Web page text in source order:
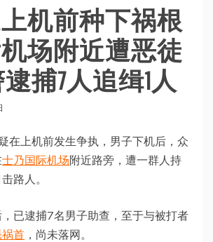
机前种下祸根
场附近遭恶徒
捕7人追缉1人
在上机前发生争执，男子下机后，众
士乃国际机场附近路旁，遭一群人持
路人。
已逮捕7名男子助查，至于与被打者
首 ，尚未落网。